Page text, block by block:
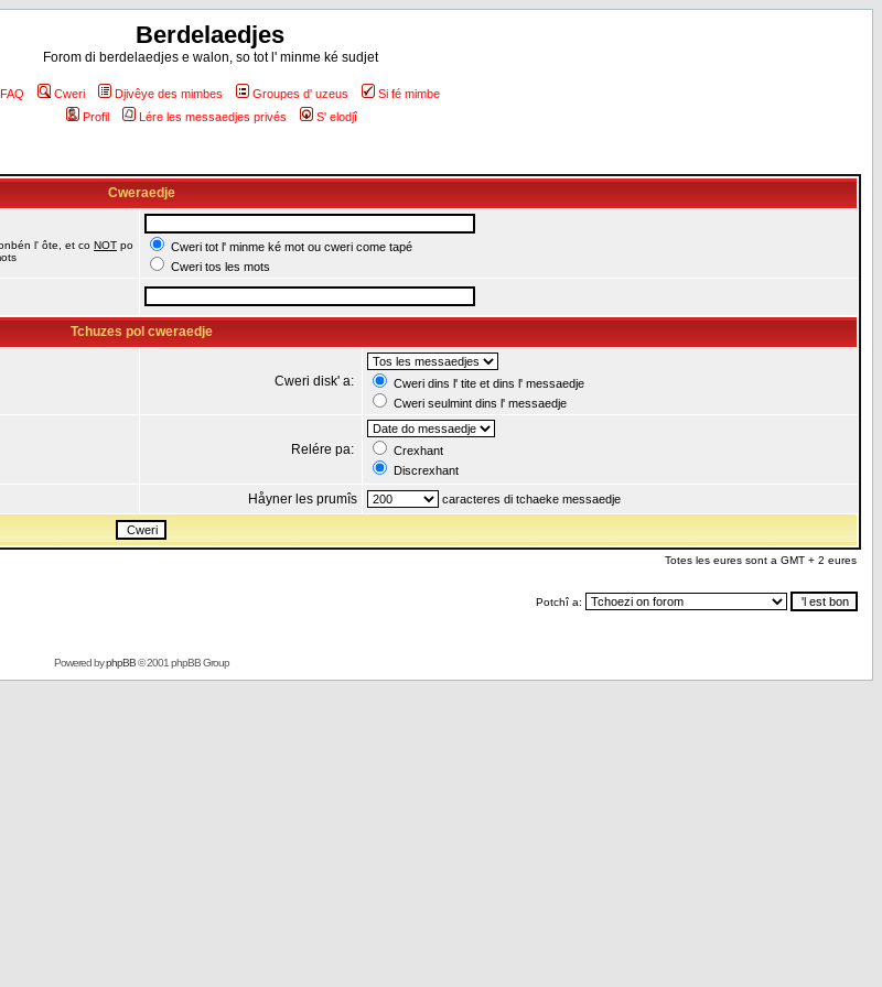
Berdelaedjes
Forom di berdelaedjes e walon, so tot l' minme ké sudjet
FAQ Cweri Djivêye des mimbes Groupes d' uzeus
Si fé mimbe
Profil
Lére les messaedjes privés S' elodjî
Cweraedje
l' ôte, et co NOT po
Cweri tot l' minme ké mot ou cweri come tapé
Cweri tos les mots
Tchuzes pol cweraedje
Cweri disk' a:
Cweri dins l' tite et dins l' messaedje
Cweri seulmint dins l' messaedje
Relére pa:
Crexhant
Discrexhant
Håyner les prumîs caracteres di tchaeke messaedje
Totes les eures sont a GMT + 2 eures
Potchî a:
Powered byphpBB© 2001 phpBB Group